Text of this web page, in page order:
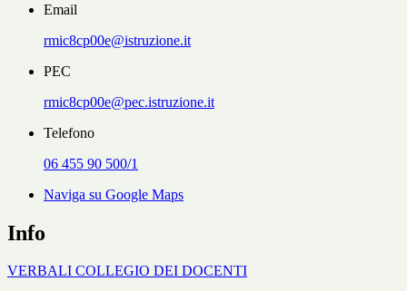
Email
rmic8cp00e@istruzione.it
PEC
rmic8cp00e@pec.istruzione.it
Telefono
06 455 90 500/1
Naviga su Google Maps
Info
VERBALI COLLEGIO DEI DOCENTI